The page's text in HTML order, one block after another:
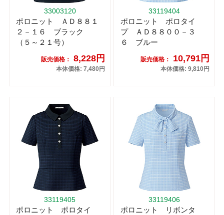
33003120
ポロニット ＡＤ８８１
２－１６ ブラック
（５～２１号）
販売価格： 8,228円
本体価格: 7,480円
33119404
ポロニット ポロタイ
プ ＡＤ８８００－３
６ ブルー
販売価格： 10,791円
本体価格: 9,810円
33119405
ポロニット ポロタイ
33119406
ポロニット リボンタ